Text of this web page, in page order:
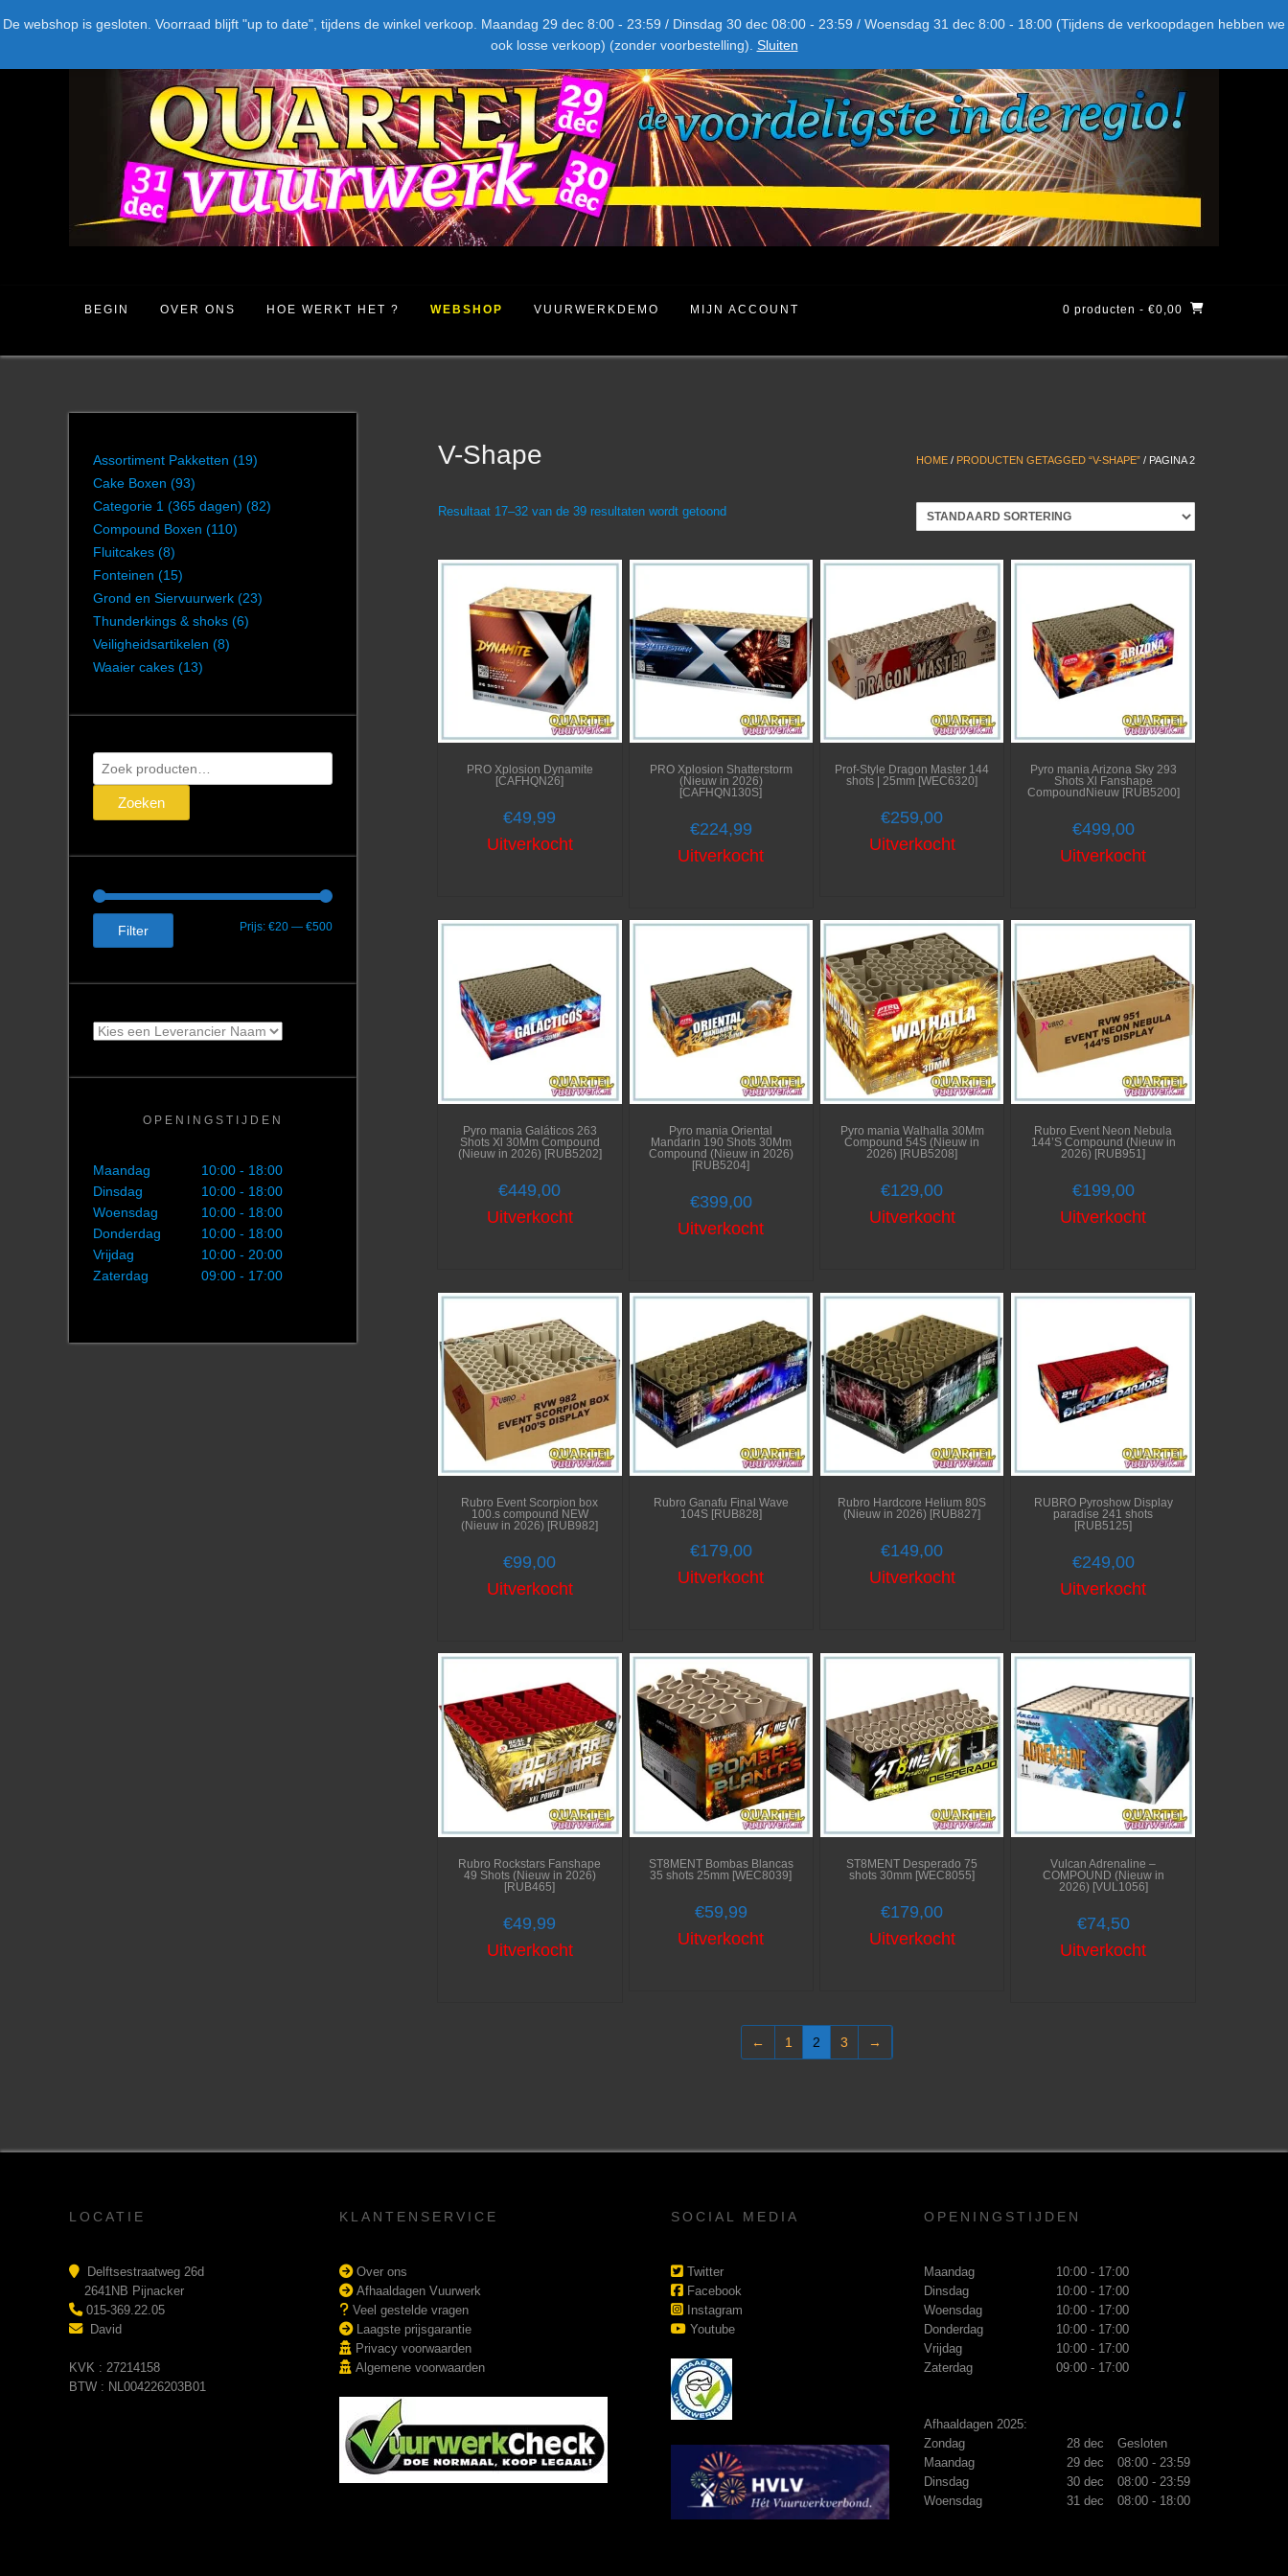
De webshop is gesloten. Voorraad blijft "up to date", tijdens de winkel verkoop. Maandag 29 dec 8:00 - 23:59 / Dinsdag 30 dec 08:00 - 23:59 / Woensdag 31 dec 8:00 - 18:00 (Tijdens de verkoopdagen hebben we
ook losse verkoop) (zonder voorbestelling). Sluiten
naar
BEGIN OVER ONS HOE WERKT HET ? WEBSHOP VUURWERKDEMO MIJN ACCOUNT 0 producten - €0,00
HOME / PRODUCTEN GETAGGED “V-SHAPE” / PAGINA 2
V-Shape
Resultaat 17–32 van de 39 resultaten wordt getoond
PRO Xplosion Dynamite
[CAFHQN26]
€49,99
Uitverkocht
PRO Xplosion Shatterstorm
(Nieuw in 2026)
[CAFHQN130S]
€224,99
Uitverkocht
Prof-Style Dragon Master 144
shots | 25mm [WEC6320]
€259,00
Uitverkocht
Pyro mania Arizona Sky 293
Shots Xl Fanshape
CompoundNieuw [RUB5200]
€499,00
Uitverkocht
Pyro mania Galáticos 263
Shots Xl 30Mm Compound
(Nieuw in 2026) [RUB5202]
€449,00
Uitverkocht
Pyro mania Oriental
Mandarin 190 Shots 30Mm
Compound (Nieuw in 2026)
[RUB5204]
€399,00
Uitverkocht
Pyro mania Walhalla 30Mm
Compound 54S (Nieuw in
2026) [RUB5208]
€129,00
Uitverkocht
Rubro Event Neon Nebula
144’S Compound (Nieuw in
2026) [RUB951]
€199,00
Uitverkocht
Rubro Event Scorpion box
100.s compound NEW
(Nieuw in 2026) [RUB982]
€99,00
Uitverkocht
Rubro Ganafu Final Wave
104S [RUB828]
€179,00
Uitverkocht
Rubro Hardcore Helium 80S
(Nieuw in 2026) [RUB827]
€149,00
Uitverkocht
RUBRO Pyroshow Display
paradise 241 shots
[RUB5125]
€249,00
Uitverkocht
Rubro Rockstars Fanshape
49 Shots (Nieuw in 2026)
[RUB465]
€49,99
Uitverkocht
ST8MENT Bombas Blancas
35 shots 25mm [WEC8039]
€59,99
Uitverkocht
ST8MENT Desperado 75
shots 30mm [WEC8055]
€179,00
Uitverkocht
Vulcan Adrenaline –
COMPOUND (Nieuw in
2026) [VUL1056]
€74,50
Uitverkocht
← 1 2 3 →
Assortiment Pakketten (19)
Cake Boxen (93)
Categorie 1 (365 dagen) (82)
Compound Boxen (110)
Fluitcakes (8)
Fonteinen (15)
Grond en Siervuurwerk (23)
Thunderkings & shoks (6)
Veiligheidsartikelen (8)
Waaier cakes (13)
Zoeken
naar:
Zoeken
Min.
Max.
Filter Prijs: €20 — €500
OPENINGSTIJDEN
Maandag
10:00 - 18:00
Dinsdag
10:00 - 18:00
Woensdag
10:00 - 18:00
Donderdag
10:00 - 18:00
Vrijdag
10:00 - 20:00
Zaterdag
09:00 - 17:00
LOCATIE
Delftsestraatweg 26d
2641NB Pijnacker
015-369.22.05
David
KVK : 27214158
BTW : NL004226203B01
KLANTENSERVICE
Over ons
Afhaaldagen Vuurwerk
Veel gestelde vragen
Laagste prijsgarantie
Privacy voorwaarden
Algemene voorwaarden
SOCIAL MEDIA
Twitter
Facebook
Instagram
Youtube
OPENINGSTIJDEN
Maandag
10:00 - 17:00
Dinsdag
10:00 - 17:00
Woensdag
10:00 - 17:00
Donderdag
10:00 - 17:00
Vrijdag
10:00 - 17:00
Zaterdag
09:00 - 17:00
Afhaaldagen 2025:
Zondag
28 dec
Gesloten
Maandag
29 dec
08:00 - 23:59
Dinsdag
30 dec
08:00 - 23:59
Woensdag
31 dec 08:00 - 18:00